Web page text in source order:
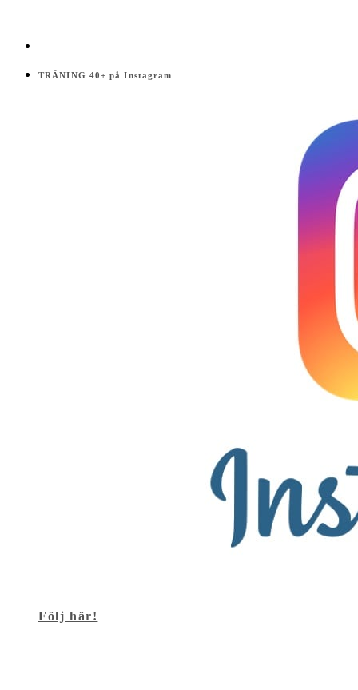
TRÄNING 40+ på Instagram
Följ här!